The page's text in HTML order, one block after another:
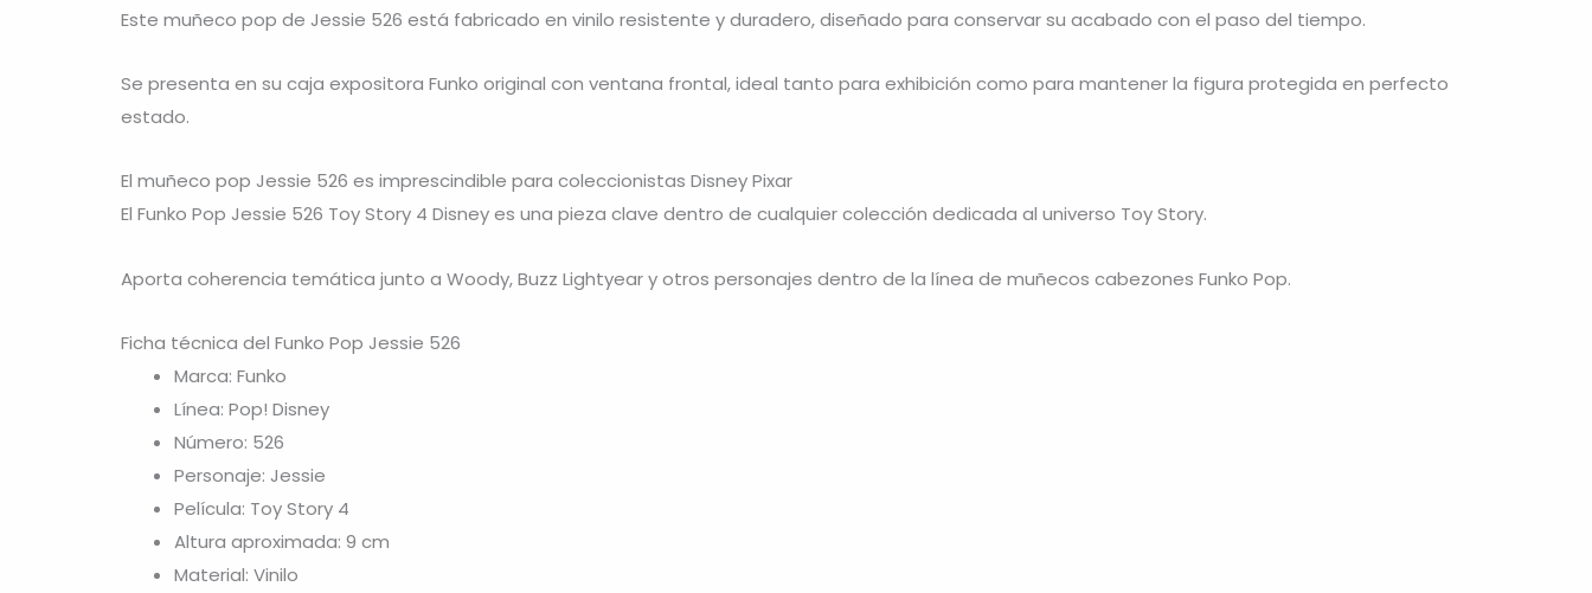
Este muñeco pop de Jessie 526 está fabricado en vinilo resistente y duradero, diseñado para conservar su acabado con el paso del tiempo.
Se presenta en su caja expositora Funko original con ventana frontal, ideal tanto para exhibición como para mantener la figura protegida en perfecto
estado.
El muñeco pop Jessie 526 es imprescindible para coleccionistas Disney Pixar
El Funko Pop Jessie 526 Toy Story 4 Disney es una pieza clave dentro de cualquier colección dedicada al universo Toy Story.
Aporta coherencia temática junto a Woody, Buzz Lightyear y otros personajes dentro de la línea de muñecos cabezones Funko Pop.
Ficha técnica del Funko Pop Jessie 526
Marca: Funko
Línea: Pop! Disney
Número: 526
Personaje: Jessie
Película: Toy Story 4
Altura aproximada: 9 cm
Material: Vinilo